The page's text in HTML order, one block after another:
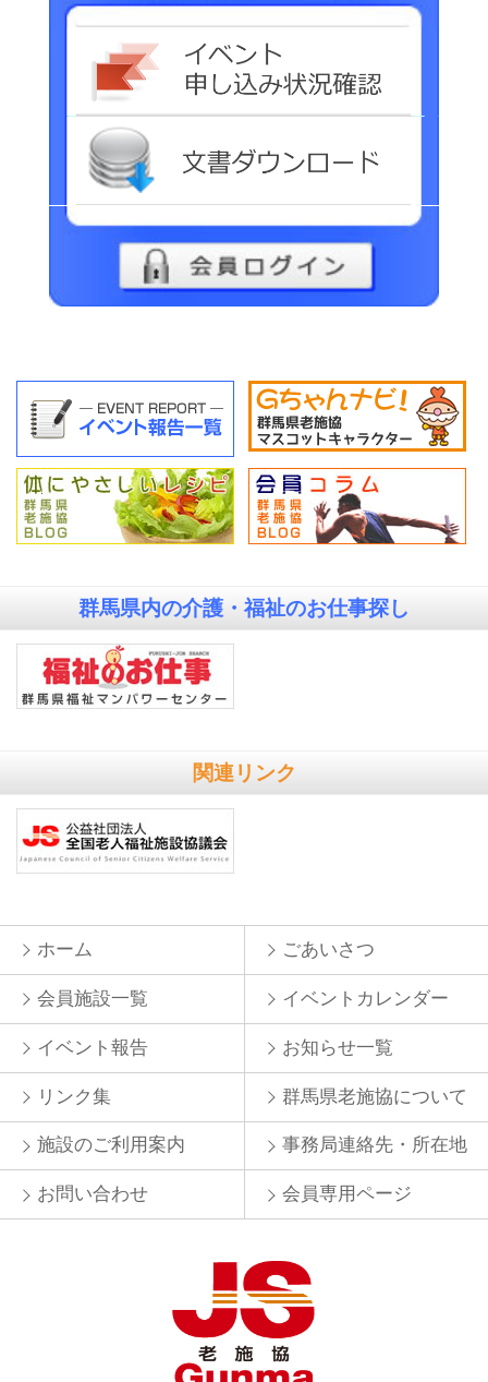
群馬県内の介護・福祉のお仕事探し
関連リンク
ホーム ごあいさつ
会員施設一覧 イベントカレンダー
イベント報告 お知らせ一覧
リンク集 群馬県老施協について
施設のご利用案内 事務局連絡先・所在地
お問い合わせ 会員専用ページ